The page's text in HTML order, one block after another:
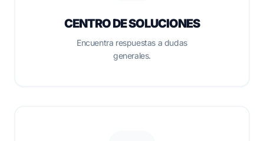
CENTRO DE SOLUCIONES
Encuentra respuestas a dudas
generales.